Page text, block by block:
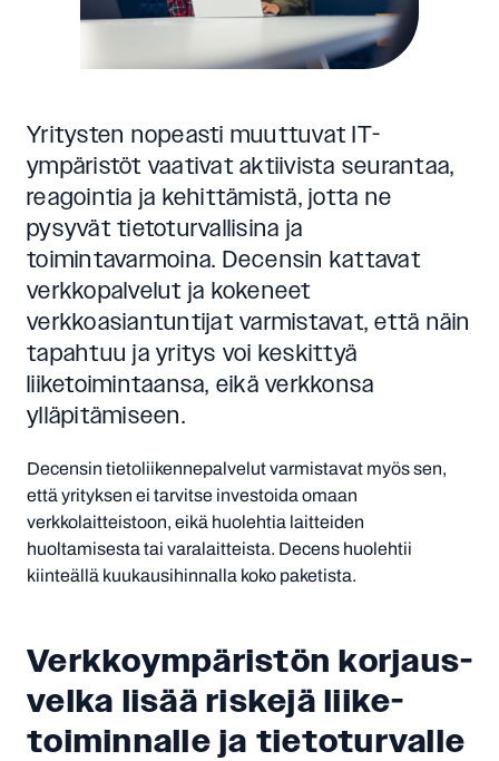
Yritysten nopeasti muuttuvat IT-
ympäristöt vaativat aktiivista seurantaa,
reagointia ja kehittämistä, jotta ne
pysyvät tietoturvallisina ja
toimintavarmoina. Decensin kattavat
verkkopalvelut ja kokeneet
verkkoasiantuntijat varmistavat, että näin
tapahtuu ja yritys voi keskittyä
liiketoimintaansa, eikä verkkonsa
ylläpitämiseen.
Decensin tietoliikennepalvelut varmistavat myös sen,
että yrityksen ei tarvitse investoida omaan
verkkolaitteistoon, eikä huolehtia laitteiden
huoltamisesta tai varalaitteista. Decens huolehtii
kiinteällä kuukausihinnalla koko paketista.
Verkko­ympäris­tön korjaus­
velka lisää riskejä liike­
toimin­nalle ja tieto­turvalle